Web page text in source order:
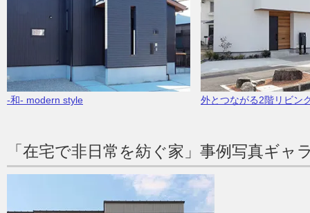
-和- modern style 外とつながる2階リビン
「在宅で非日常を紡ぐ家」事例写真ギャ